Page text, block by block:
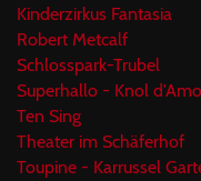
Kinderzirkus Fantasia
Robert Metcalf
Schlosspark-Trubel
Superhallo - Knol
Ten Sing
Theater im Schäferhof
Toupine - Karrussel